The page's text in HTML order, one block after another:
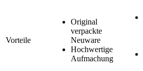
Vorteile
Original
verpackte
Neuware
Hochwertige
Aufmachung